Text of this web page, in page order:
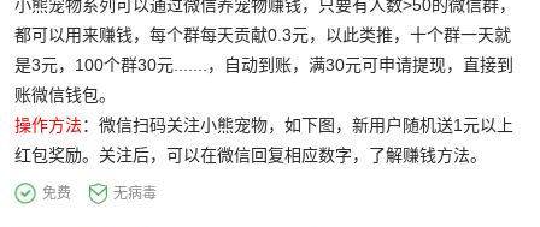
小熊宠物系列可以通过微信养宠物赚钱，只要有人数>50的微信群，
都可以用来赚钱，每个群每天贡献0.3元，以此类推，十个群一天就
是3元，100个群30元.......，自动到账，满30元可申请提现，直接到
账微信钱包。
操作方法：微信扫码关注小熊宠物，如下图，新用户随机送1元以上
红包奖励。关注后，可以在微信回复相应数字，了解赚钱方法。
免费 无病毒